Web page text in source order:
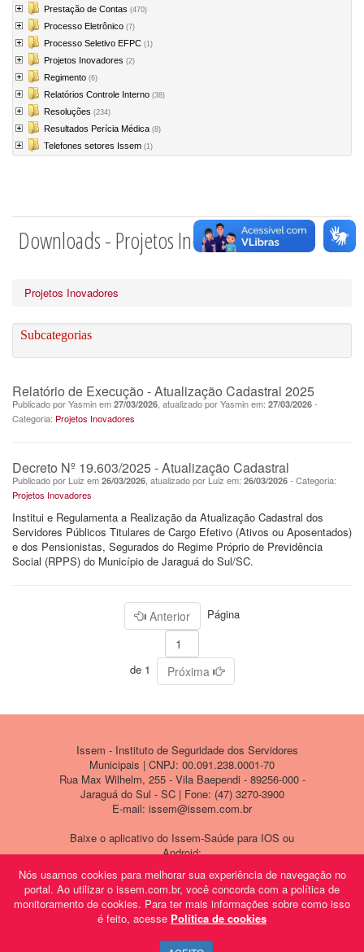
Nós usamos cookies para melhorar sua experiência de navegação no
portal. Ao utilizar o issem.com.br, você concorda com a política de
monitoramento de cookies. Para ter mais informações sobre como isso
é feito, acesse Política de cookies
Prestação de Contas (470)
Processo Eletrônico (7)
Processo Seletivo EFPC (1)
Projetos Inovadores (2)
Regimento (6)
Relatórios Controle Interno (38)
Resoluções (234)
Resultados Perícia Médica (8)
Telefones setores Issem (1)
Downloads - Projetos Inovadores
Projetos Inovadores
Subcategorias
Relatório de Execução - Atualização Cadastral 2025
Publicado por Yasmin em 27/03/2026 , atualizado por Yasmin em: 27/03/2026 -
Categoria: Projetos Inovadores
Decreto Nº 19.603/2025 - Atualização Cadastral
Publicado por Luiz em 26/03/2026 , atualizado por Luiz em: 26/03/2026 - Categoria:
Projetos Inovadores
Institui e Regulamenta a Realização da Atualização Cadastral dos
Servidores Públicos Titulares de Cargo Efetivo (Ativos ou Aposentados)
e dos Pensionistas, Segurados do Regime Próprio de Previdência
Social (RPPS) do Município de Jaraguá do Sul/SC.
Anterior Página
de 1 Próxima
Issem - Instituto de Seguridade dos Servidores
Municipais | CNPJ: 00.091.238.0001-70
Rua Max Wilhelm, 255 - Vila Baependi - 89256-000 -
Jaraguá do Sul - SC | Fone: (47) 3270-3900
E-mail: issem@issem.com.br
Baixe o aplicativo do Issem-Saúde para IOS ou
Android: